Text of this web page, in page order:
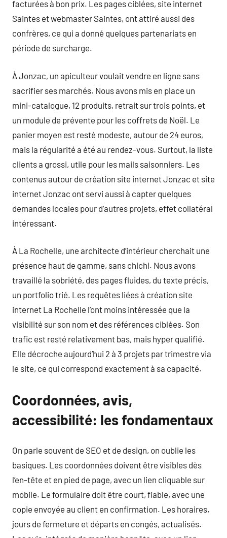
facturées à bon prix. Les pages ciblées, site internet
Saintes et webmaster Saintes, ont attiré aussi des
confrères, ce qui a donné quelques partenariats en
période de surcharge.
À Jonzac, un apiculteur voulait vendre en ligne sans
sacrifier ses marchés. Nous avons mis en place un
mini-catalogue, 12 produits, retrait sur trois points, et
un module de prévente pour les coffrets de Noël. Le
panier moyen est resté modeste, autour de 24 euros,
mais la régularité a été au rendez-vous. Surtout, la liste
clients a grossi, utile pour les mails saisonniers. Les
contenus autour de création site internet Jonzac et site
internet Jonzac ont servi aussi à capter quelques
demandes locales pour d’autres projets, effet collatéral
intéressant.
À La Rochelle, une architecte d’intérieur cherchait une
présence haut de gamme, sans chichi. Nous avons
travaillé la sobriété, des pages fluides, du texte précis,
un portfolio trié. Les requêtes liées à création site
internet La Rochelle l’ont moins intéressée que la
visibilité sur son nom et des références ciblées. Son
trafic est resté relativement bas, mais hyper qualifié.
Elle décroche aujourd’hui 2 à 3 projets par trimestre via
le site, ce qui correspond exactement à sa capacité.
Coordonnées, avis,
accessibilité: les fondamentaux
On parle souvent de SEO et de design, on oublie les
basiques. Les coordonnées doivent être visibles dès
l’en-tête et en pied de page, avec un lien cliquable sur
mobile. Le formulaire doit être court, fiable, avec une
copie envoyée au client en confirmation. Les horaires,
jours de fermeture et départs en congés, actualisés.